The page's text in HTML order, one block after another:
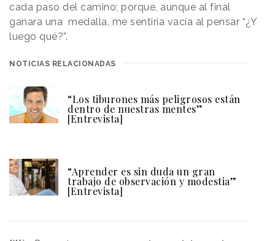
cada paso del camino; porque, aunque al final
ganara una medalla, me sentiría vacía al pensar “¿Y
luego qué?”.
NOTICIAS RELACIONADAS
“Los tiburones más peligrosos están
dentro de nuestras mentes”
[Entrevista]
“Aprender es sin duda un gran
trabajo de observación y modestia”
[Entrevista]